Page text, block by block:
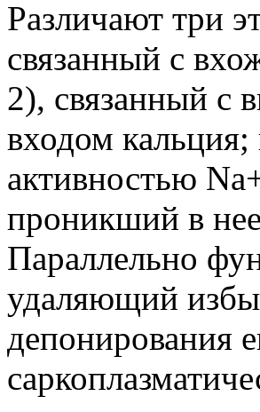
Различают три
связанный с
2), связанный с
входом
активностью
проникший в
Параллельно
удаляющий
депонирования